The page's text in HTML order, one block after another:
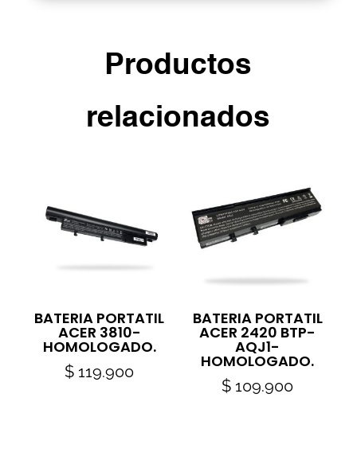
Productos
relacionados
BATERIA PORTATIL
ACER 3810-
HOMOLOGADO.
$ 119.900
BATERIA PORTATIL
ACER 2420 BTP-
AQJ1-
HOMOLOGADO.
$ 109.900